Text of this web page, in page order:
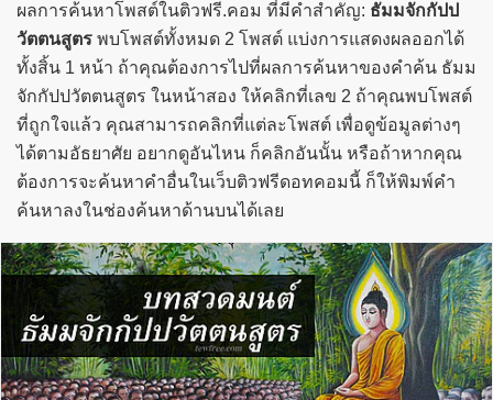
ผลการค้นหาโพสต์ในติวฟรี.คอม ที่มีคำสำคัญ: ธัมมจักกัปป
วัตตนสูตร พบโพสต์ทั้งหมด 2 โพสต์ แบ่งการแสดงผลออกได้
ทั้งสิ้น 1 หน้า ถ้าคุณต้องการไปที่ผลการค้นหาของคำค้น ธัมม
จักกัปปวัตตนสูตร ในหน้าสอง ให้คลิกที่เลข 2 ถ้าคุณพบโพสต์
ที่ถูกใจแล้ว คุณสามารถคลิกที่แต่ละโพสต์ เพื่อดูข้อมูลต่างๆ
ได้ตามอัธยาศัย อยากดูอันไหน ก็คลิกอันนั้น หรือถ้าหากคุณ
ต้องการจะค้นหาคำอื่นในเว็บติวฟรีดอทคอมนี้ ก็ให้พิมพ์คำ
ค้นหาลงในช่องค้นหาด้านบนได้เลย